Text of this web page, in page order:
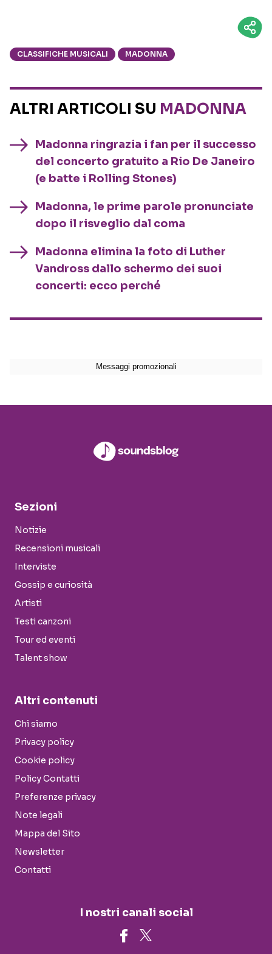
CLASSIFICHE MUSICALI MADONNA
ALTRI ARTICOLI SU MADONNA
Madonna ringrazia i fan per il successo
del concerto gratuito a Rio De Janeiro
(e batte i Rolling Stones)
Madonna, le prime parole pronunciate
dopo il risveglio dal coma
Madonna elimina la foto di Luther
Vandross dallo schermo dei suoi
concerti: ecco perché
Sezioni
Notizie
Recensioni musicali
Interviste
Gossip e curiosità
Artisti
Testi canzoni
Tour ed eventi
Talent show
Altri contenuti
Chi siamo
Privacy policy
Cookie policy
Policy Contatti
Preferenze privacy
Note legali
Mappa del Sito
Newsletter
Contatti
I nostri canali social